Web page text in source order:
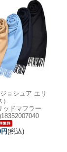
ョシュア エリ
）
ッドマフラー
(税込)